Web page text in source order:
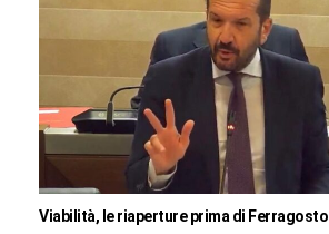
Viabilità, le riaperture prima di Ferragosto